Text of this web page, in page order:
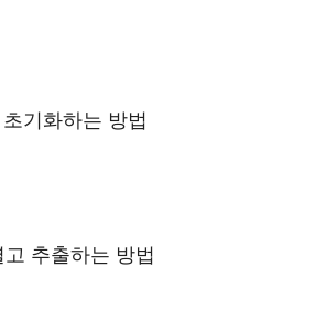
기화하는 방법
추출하는 방법